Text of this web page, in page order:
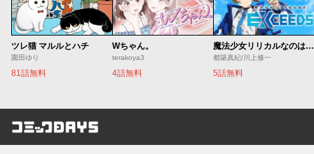
ツレ猫 マルルとハチ
園田ゆり
81話無料
Wちゃん。
terakoya3
4話無料
魔法少女リリカルなのは EXCEEDS
都築真紀/川上修一
5話無料
コミックDAYS